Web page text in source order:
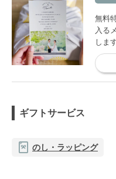
無料
入る
しま
ギフトサービス
のし・ラッピング